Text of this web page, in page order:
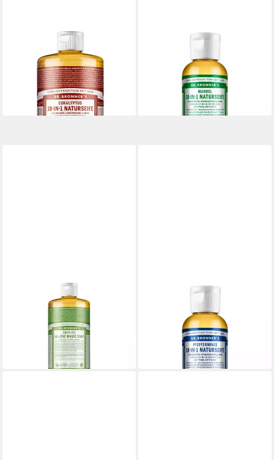
DR. BRONNERS
Flüssigseife Eukalyptus, 1-tlg.,
Liquid Soap 945 ml
23,49 €
(24,86 €/ 1 l)
lieferbar - in 6-7 Werktagen bei dir
DR. BRONNERS
Naturseife 60ml
(83,17 €/ 1 l)
lieferbar - in 3-4 Werktagen bei dir
Flüssigseife Grüner Tee, 1-
tlg., Liquid Soap 945 ml
(24,86 €/ 1 l)
lieferbar - in 6-7 Werktagen bei dir
DR. BRONNERS
18in1 Naturseife 60ml
(83,17 €/ 1 l)
lieferbar - in 3-4 Werktagen bei dir